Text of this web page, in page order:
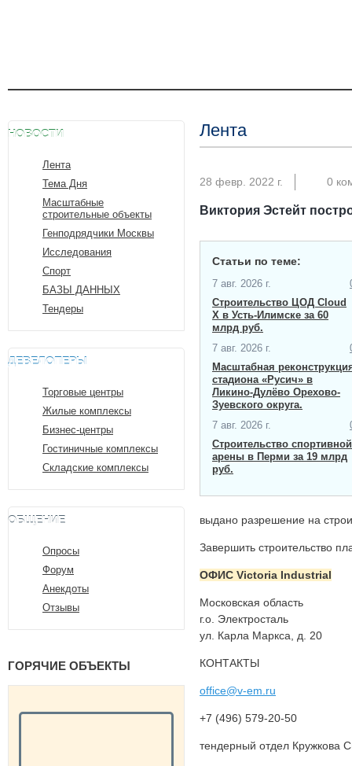
НОВОСТИ
Лента
Тема Дня
Масштабные
строительные объекты
Генподрядчики Москвы
Исследования
Спорт
БАЗЫ ДАННЫХ
Тендеры
ДЕВЕЛОПЕРЫ
Торговые центры
Жилые комплексы
Бизнес-центры
Гостиничные комплексы
Складские комплексы
ОБЩЕНИЕ
Опросы
Форум
Анекдоты
Отзывы
ГОРЯЧИЕ ОБЪЕКТЫ
Лента
28 февр. 2022 г. 0
Виктория Эстейт
Статьи по теме:
7 авг. 2026 г.
Строительство ЦОД Cloud
X в Усть-Илимске за 60
млрд руб.
7 авг. 2026 г.
Масштабная
стадиона «Русич» в
Ликино-Дулёво Орехово-
Зуевского округа.
7 авг. 2026 г.
Строительство спортивной
арены в Перми за 19 млрд
руб.
выдано разрешение на
Завершить строительство
ОФИС Victoria Industrial
Московская область
г.о. Электросталь
ул. Карла Маркса, д. 20
КОНТАКТЫ
office@v-em.ru
+7 (496) 579-20-50
тендерный отдел Кружкова